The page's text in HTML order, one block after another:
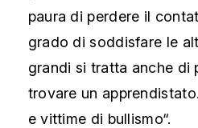
paura di perdere il
grado di soddisfare le
grandi si tratta anche di
trovare un
e vittime di bullismo“.